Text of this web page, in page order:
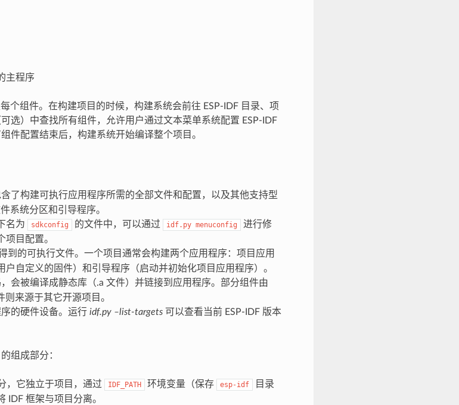
主程序
个组件。在构建项目的时候，构建系统会前往 ESP-IDF 目录、项
选）中查找所有组件，允许用户通过文本菜单系统配置 ESP-IDF
件配置结束后，构建系统开始编译整个项目。
了构建可执行应用程序所需的全部文件和配置，以及其他支持型
系统分区和引导程序。
名为 sdkconfig 的文件中，可以通过 idf.py menuconfig
进行修
项目配置。
到的可执行文件。一个项目通常会构建两个应用程序：项目应用
户自定义的固件）和引导程序（启动并初始化项目应用程序）。
会被编译成静态库（.a 文件）并链接到应用程序。部分组件由
则来源于其它开源项目。
的硬件设备。运行 idf.py –list-targets可以查看当前 ESP-IDF 版本
组成部分：
，它独立于项目，通过 IDF_PATH 环境变量（保存 esp-idf
目录
IDF 框架与项目分离。